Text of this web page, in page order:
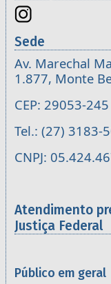
Sede
Av. Marechal
1.877, Monte
CEP: 29053-245
Tel.: (27) 3183-
CNPJ:
Atendimento
Justiça Federal
Público em geral